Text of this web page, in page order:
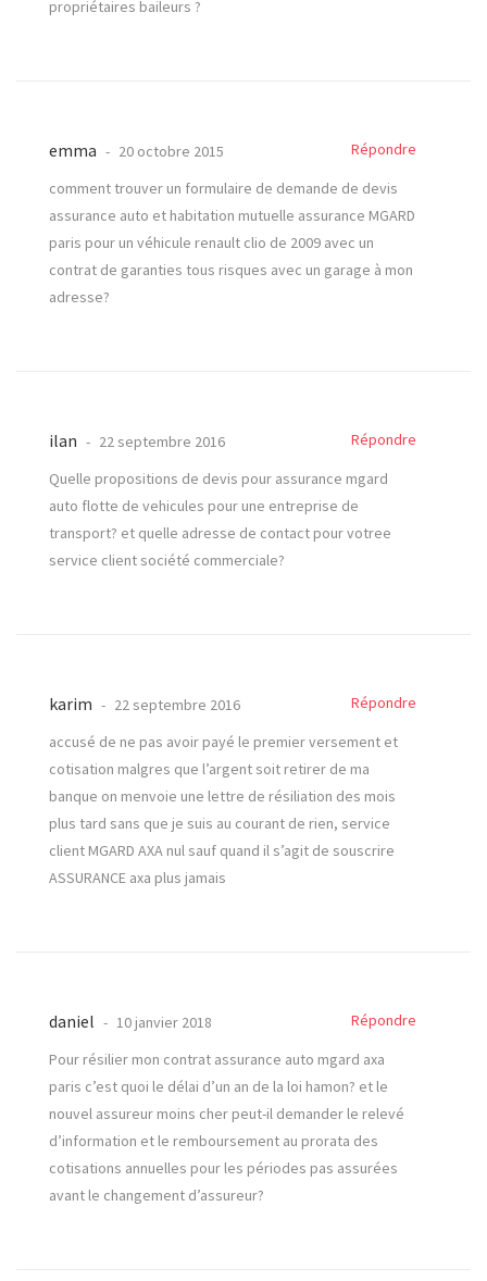
propriétaires baileurs ?
emma 20 octobre 2015
Répondre
comment trouver un formulaire de demande de devis
assurance auto et habitation mutuelle assurance MGARD
paris pour un véhicule renault clio de 2009 avec un
contrat de garanties tous risques avec un garage à mon
adresse?
ilan 22 septembre 2016
Répondre
Quelle propositions de devis pour assurance mgard
auto flotte de vehicules pour une entreprise de
transport? et quelle adresse de contact pour votree
service client société commerciale?
karim 22 septembre 2016
Répondre
accusé de ne pas avoir payé le premier versement et
cotisation malgres que l’argent soit retirer de ma
banque on menvoie une lettre de résiliation des mois
plus tard sans que je suis au courant de rien, service
client MGARD AXA nul sauf quand il s’agit de souscrire
ASSURANCE axa plus jamais
daniel 10 janvier 2018
Répondre
Pour résilier mon contrat assurance auto mgard axa
paris c’est quoi le délai d’un an de la loi hamon? et le
nouvel assureur moins cher peut-il demander le relevé
d’information et le remboursement au prorata des
cotisations annuelles pour les périodes pas assurées
avant le changement d’assureur?